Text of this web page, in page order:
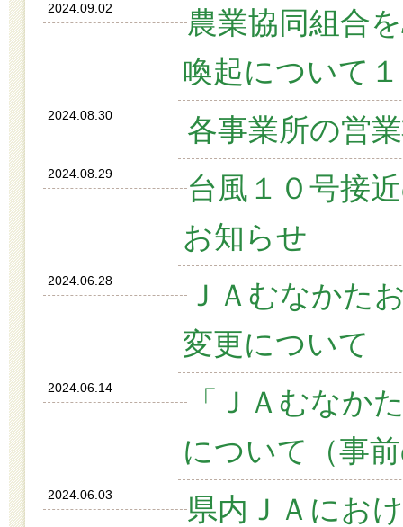
2024.09.02
農業協同組合
喚起について１
2024.08.30 各事業所の営
2024.08.29
台風１０号接
お知らせ
2024.06.28
ＪＡむなかた
変更について
2024.06.14
「ＪＡむなか
について（事
2024.06.03
県内ＪＡにお